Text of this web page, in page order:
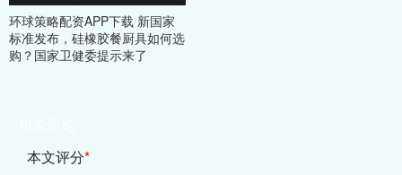
环球策略配资APP下载 新国家
标准发布，硅橡胶餐厨具如何选
购？国家卫健委提示来了
本文评分*